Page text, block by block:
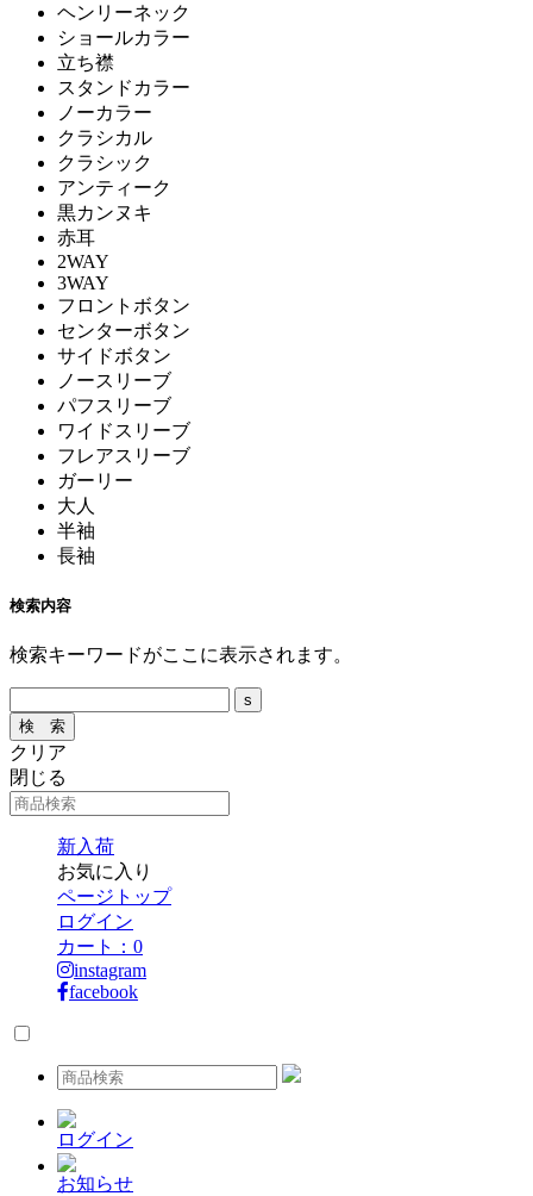
ヘンリーネック
ショールカラー
立ち襟
スタンドカラー
ノーカラー
クラシカル
クラシック
アンティーク
黒カンヌキ
赤耳
2WAY
3WAY
フロントボタン
センターボタン
サイドボタン
ノースリーブ
パフスリーブ
ワイドスリーブ
フレアスリーブ
ガーリー
大人
半袖
長袖
検索内容
検索キーワードがここに表示されます。
クリア
閉じる
新入荷
お気に入り
ページトップ
ログイン
カート： 0
instagram
facebook
ログイン
お知らせ